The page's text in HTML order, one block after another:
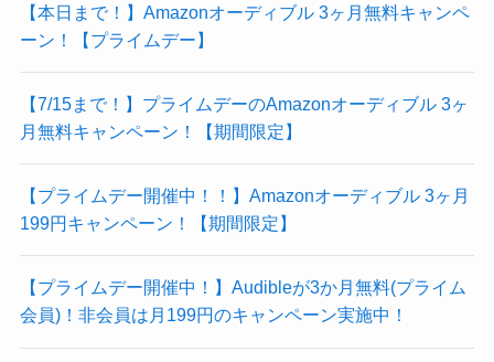
【本日まで！】Amazonオーディブル 3ヶ月無料キャンペ
ーン！【プライムデー】
【7/15まで！】プライムデーのAmazonオーディブル 3ヶ
月無料キャンペーン！【期間限定】
【プライムデー開催中！！】Amazonオーディブル 3ヶ月
199円キャンペーン！【期間限定】
【プライムデー開催中！】Audibleが3か月無料(プライム
会員)！非会員は月199円のキャンペーン実施中！